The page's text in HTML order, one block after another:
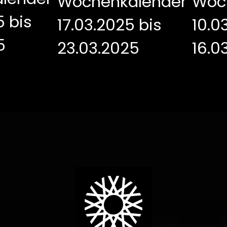
bis
24.03.2025
30.03.2025